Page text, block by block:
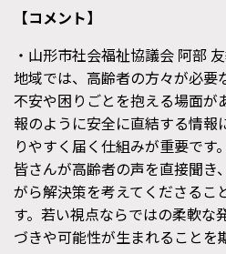
【コメント】
・山形市社会福祉協議会 阿部
地域では、高齢者の方々が必要
不安や困りごとを抱える場面が
報のように安全に直結する情報
りやすく届く仕組みが重要です
皆さんが高齢者の声を直接聞き
がら解決策を考えてくださるこ
す。若い視点ならではの柔軟な
づきや可能性が生まれることを